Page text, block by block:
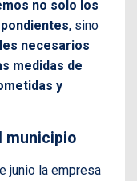
no solo los
, sino
necesarios
medidas de
y
municipio
junio la empresa